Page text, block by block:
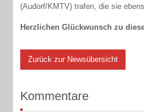
(Audorf/KMTV) trafen, die sie
Herzlichen Glückwunsch zu
Zurück zur Newsübersicht
Kommentare